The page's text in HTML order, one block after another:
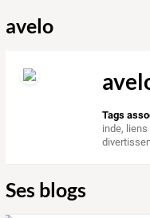
avelo
Tags
inde,
Ses blogs